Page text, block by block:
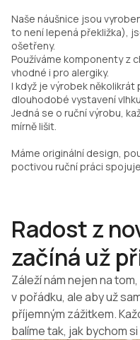
Naše náušnice jsou
to není lepená překližka),
ošetřeny.
Používáme komponenty z
vhodné i pro alergiky.
I když je výrobek
dlouhodobé vystavení
Jedná se o ruční výrobu,
mírně lišit.
Máme originální design,
poctivou ruční práci
Radost z
začíná už
Záleží nám nejen na
v pořádku, ale aby už
příjemným zážitkem.
balíme tak, jak bychom